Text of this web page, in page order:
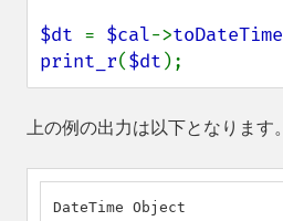
$dt = $cal->toDateTime
print_r($dt );
上の例の出力は以下となります。
DateTime Object